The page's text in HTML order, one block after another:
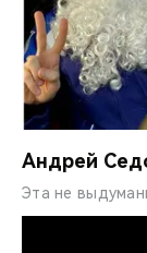
Андрей
Эта не